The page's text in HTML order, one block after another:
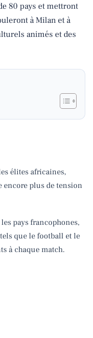
80 pays et mettront
à Milan et à
animés et des
élites africaines,
encore plus de tension
pays francophones,
que le football et le
à chaque match.